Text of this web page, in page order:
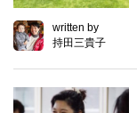
written by
持田三貴子